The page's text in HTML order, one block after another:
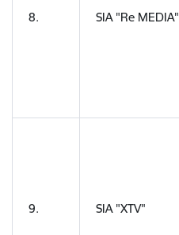
8. SIA "Re MEDIA"
9. SIA "XTV"